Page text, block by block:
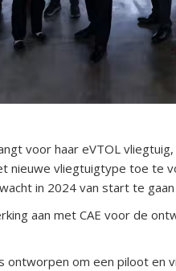
voor haar eVTOL
nieuwe vliegtuigtype toe te
in 2024 van start te
aan met CAE voor de
ontworpen om een piloot